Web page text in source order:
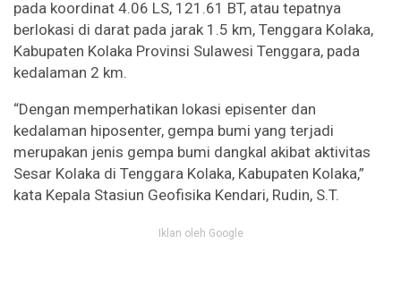
pada koordinat 4.06 LS, 121.61 BT, atau tepatnya
berlokasi di darat pada jarak 1.5 km, Tenggara Kolaka,
Kabupaten Kolaka Provinsi Sulawesi Tenggara, pada
kedalaman 2 km.
“Dengan memperhatikan lokasi episenter dan
kedalaman hiposenter, gempa bumi yang terjadi
merupakan jenis gempa bumi dangkal akibat aktivitas
Sesar Kolaka di Tenggara Kolaka, Kabupaten Kolaka,”
kata Kepala Stasiun Geofisika Kendari, Rudin, S.T.
Iklan oleh Google